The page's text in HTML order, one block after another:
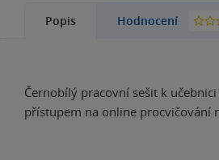
Popis Hodnocení
Černobílý pracovní sešit k
přístupem na online procvičování